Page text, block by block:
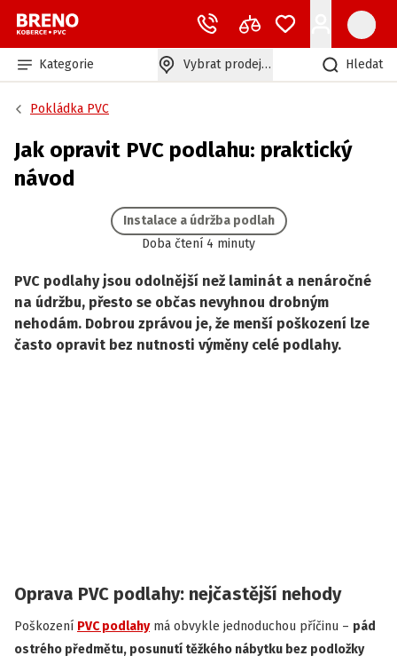
Kategorie Vybrat prodejnu Hledat
Pokládka PVC
Jak opravit PVC podlahu: praktický
návod
Doba čtení 4 minuty
Instalace a údržba podlah
PVC podlahy jsou odolnější než laminát a nenáročné
na údržbu, přesto se občas nevyhnou drobným
nehodám. Dobrou zprávou je, že menší poškození lze
často opravit bez nutnosti výměny celé podlahy.
Oprava PVC podlahy: nejčastější nehody
Poškození PVC podlahymá obvykle jednoduchou příčinu – pád
ostrého předmětu, posunutí těžkého nábytku bez podložky